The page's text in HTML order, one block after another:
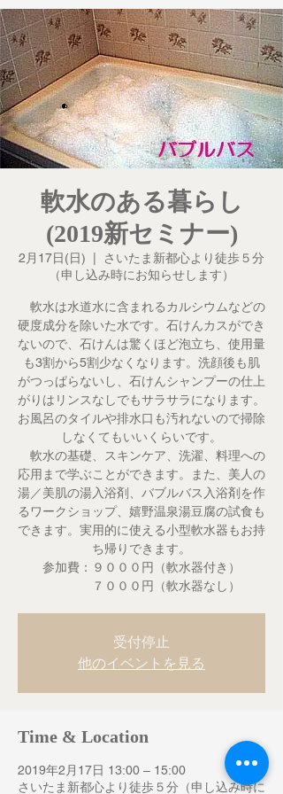
軟水のある暮らし
(2019新セミナー)
2月17日(日)
さいたま新都心より徒歩５分
（申し込み時にお知らせします）
軟水は水道水に含まれるカルシウムなどの
硬度成分を除いた水です。石けんカスができ
ないので、石けんは驚くほど泡立ち、使用量
も3割から5割少なくなります。洗顔後も肌
がつっぱらないし、石けんシャンプーの仕上
がりはリンスなしでもサラサラになります。
お風呂のタイルや排水口も汚れないので掃除
しなくてもいいくらいです。
軟水の基礎、スキンケア、洗濯、料理への
応用まで学ぶことができます。また、美人の
湯／美肌の湯入浴剤、バブルバス入浴剤を作
るワークショップ、嬉野温泉湯豆腐の試食も
できます。実用的に使える小型軟水器もお持
ち帰りできます。
参加費：９０００円（軟水器付き）
７０００円（軟水器なし）
受付停止
他のイベントを見る
Time & Location
2019年2月17日 13:00 – 15:00
さいたま新都心より徒歩５分（申し込み時に